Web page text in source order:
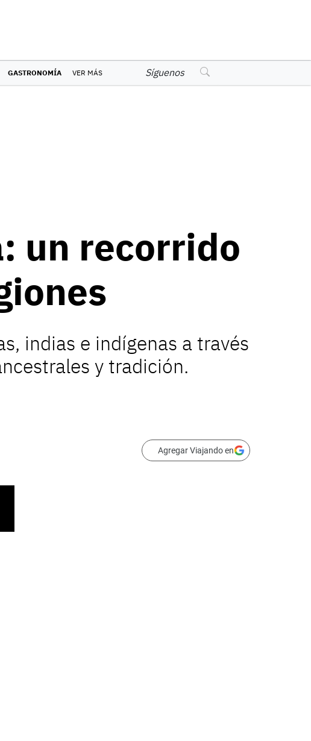
GASTRONOMÍA VER MÁS Síguenos
un recorrido
indias e indígenas a través
y tradición.
Agregar Viajando en